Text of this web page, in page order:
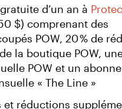
d’un an à
$) comprenant des
POW, 20 % de
la boutique POW,
POW et un
« The Line »
et réductions